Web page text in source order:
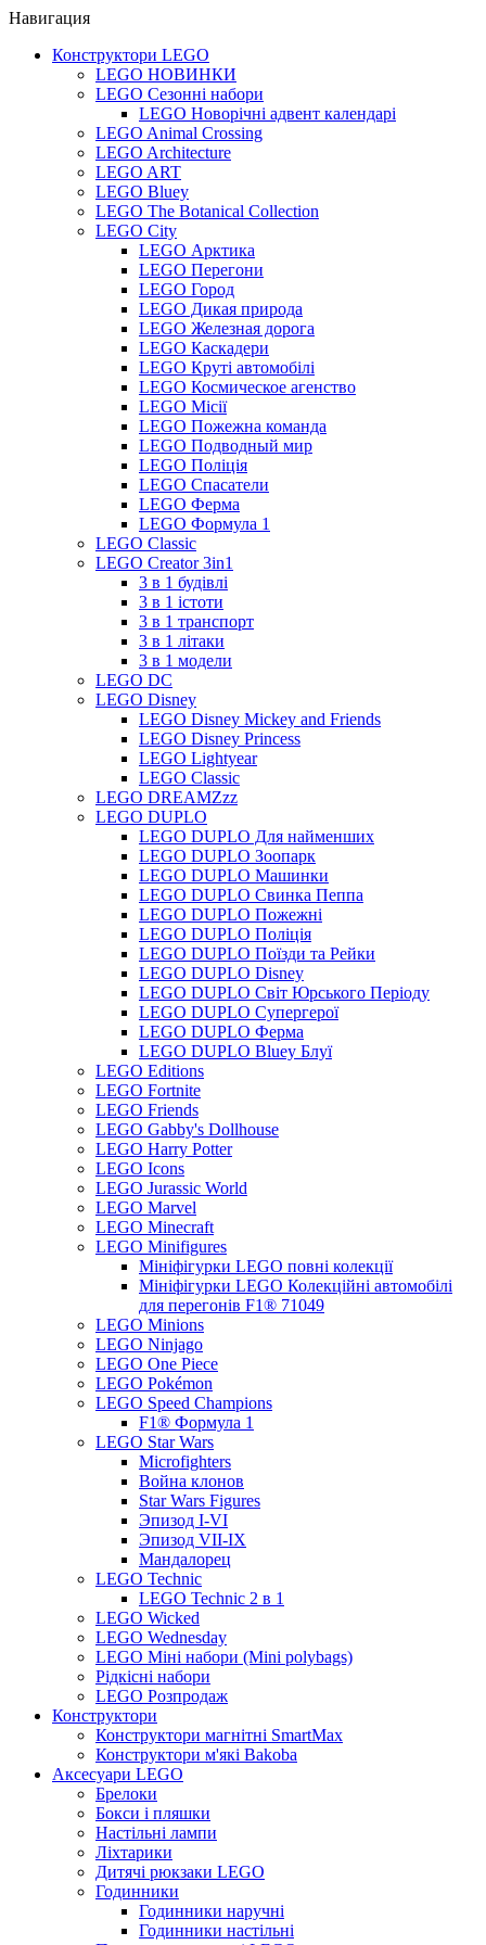
Навигация
Конструктори LEGO
LEGO НОВИНКИ
LEGO Сезонні набори
LEGO Новорічні адвент календарі
LEGO Animal Crossing
LEGO Architecture
LEGO ART
LEGO Bluey
LEGO The Botanical Collection
LEGO City
LEGO Арктика
LEGO Перегони
LEGO Город
LEGO Дикая природа
LEGO Железная дорога
LEGO Каскадери
LEGO Круті автомобілі
LEGO Космическое агенство
LEGO Місії
LEGO Пожежна команда
LEGO Подводный мир
LEGO Поліція
LEGO Спасатели
LEGO Ферма
LEGO Формула 1
LEGO Classic
LEGO Creator 3in1
3 в 1 будівлі
3 в 1 істоти
3 в 1 транспорт
3 в 1 літаки
3 в 1 модели
LEGO DC
LEGO Disney
LEGO Disney Mickey and Friends
LEGO Disney Princess
LEGO Lightyear
LEGO Classic
LEGO DREAMZzz
LEGO DUPLO
LEGO DUPLO Для найменших
LEGO DUPLO Зоопарк
LEGO DUPLO Машинки
LEGO DUPLO Свинка Пеппа
LEGO DUPLO Пожежні
LEGO DUPLO Поліція
LEGO DUPLO Поїзди та Рейки
LEGO DUPLO Disney
LEGO DUPLO Світ Юрського Періоду
LEGO DUPLO Супергерої
LEGO DUPLO Ферма
LEGO DUPLO Bluey Блуї
LEGO Editions
LEGO Fortnite
LEGO Friends
LEGO Gabby's Dollhouse
LEGO Harry Potter
LEGO Icons
LEGO Jurassic World
LEGO Marvel
LEGO Minecraft
LEGO Minifigures
Мініфігурки LEGO повні колекції
Мініфігурки LEGO Колекційні автомобілі
для перегонів F1® 71049
LEGO Minions
LEGO Ninjago
LEGO One Piece
LEGO Pokémon
LEGO Speed Champions
F1® Формула 1
LEGO Star Wars
Microfighters
Война клонов
Star Wars Figures
Эпизод I-VI
Эпизод VII-IX
Мандалорец
LEGO Technic
LEGO Technic 2 в 1
LEGO Wicked
LEGO Wednesday
LEGO Міні набори (Mini polybags)
Рідкісні набори
LEGO Розпродаж
Конструктори
Конструктори магнітні SmartMax
Конструктори м'які Bakoba
Аксесуари LEGO
Брелоки
Бокси і пляшки
Настільні лампи
Ліхтарики
Дитячі рюкзаки LEGO
Годинники
Годинники наручні
Годинники настільні